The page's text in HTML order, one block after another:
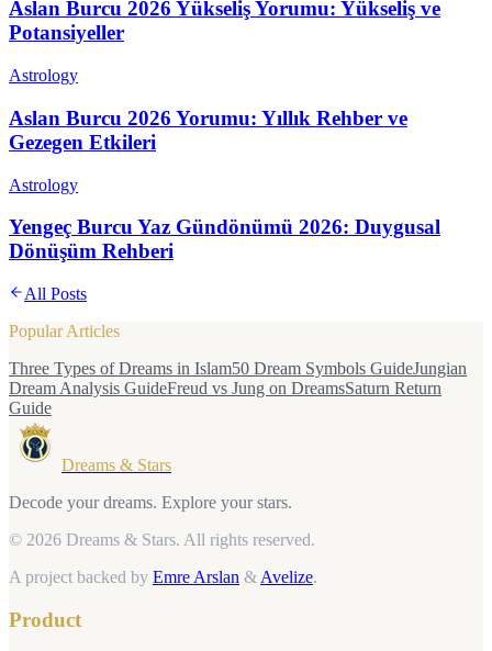
Aslan Burcu 2026 Yükseliş Yorumu: Yükseliş ve
Potansiyeller
Astrology
Aslan Burcu 2026 Yorumu: Yıllık Rehber ve
Gezegen Etkileri
Astrology
Yengeç Burcu Yaz Gündönümü 2026: Duygusal
Dönüşüm Rehberi
All Posts
Popular Articles
Three Types of Dreams in Islam50 Dream Symbols GuideJungian
Dream Analysis GuideFreud vs Jung on DreamsSaturn Return
Guide
Dreams & Stars
Decode your dreams. Explore your stars.
© 2026 Dreams & Stars. All rights reserved.
A project backed by Emre Arslan & Avelize.
Product